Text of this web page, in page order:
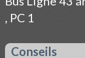
, PC 1
Conseils